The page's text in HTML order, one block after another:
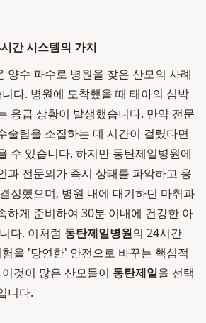
간 시스템의 가치
양수 파수로 병원을 찾은 산모의 사례
다. 병원에 도착했을 때 태아의 심박
응급 상황이 발생했습니다. 만약 전문
술팀을 소집하는 데 시간이 걸렸다면
수 있습니다. 하지만 동탄제일병원에
과 전문의가 즉시 상태를 파악하고 응
정했으며, 병원 내에 대기하던 마취과
하게 준비하여 30분 이내에 건강한 아
다. 이처럼 동탄제일병원의 24시간
을 '당연한' 안전으로 바꾸는 핵심적
것이 많은 산모들이 동탄제일을 선택
니다.